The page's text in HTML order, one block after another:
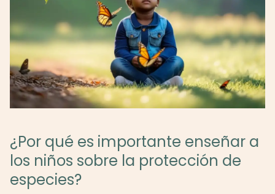
¿Por qué es importante enseñar a
los niños sobre la protección de
especies?